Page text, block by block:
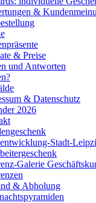
&
& Preise
und Antworten
& Datenschutz
2026
Stadt-
Galerie
& Abholung